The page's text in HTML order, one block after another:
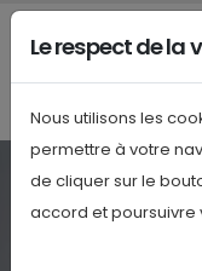
Le respect de la
Nous utilisons les
permettre à votre
de cliquer sur le
accord et poursuivre